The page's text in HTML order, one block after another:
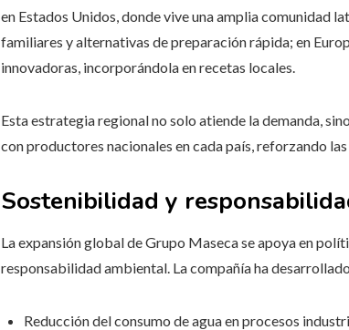
en Estados Unidos, donde vive una amplia comunidad
familiares y alternativas de preparación rápida; en
innovadoras, incorporándola en recetas locales.
Esta estrategia regional no solo atiende la demanda,
con productores nacionales en cada país, reforzando
Sostenibilidad y
La expansión global de Grupo Maseca se apoya en
responsabilidad ambiental. La compañía ha
Reducción del consumo de agua en procesos